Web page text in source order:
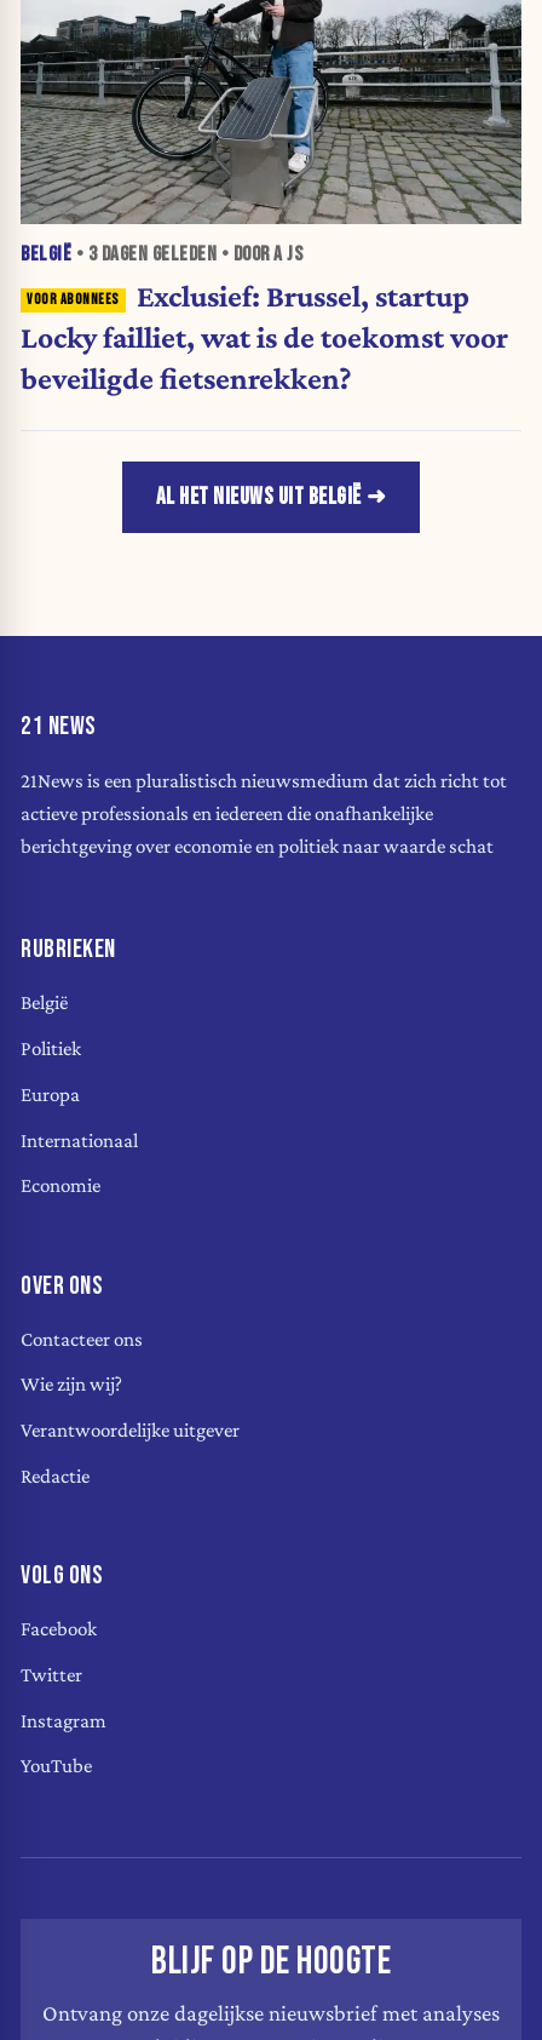
BELGIË • 3 DAGEN GELEDEN • DOOR A JS
Exclusief: Brussel, startup
Locky failliet, wat is de toekomst voor
beveiligde fietsenrekken?
AL HET NIEUWS UIT BELGIË
21 NEWS
21News is een pluralistisch nieuwsmedium dat zich richt tot
actieve professionals en iedereen die onafhankelijke
berichtgeving over economie en politiek naar waarde schat
RUBRIEKEN
België
Politiek
Europa
Internationaal
Economie
OVER ONS
Contacteer ons
Wie zijn wij?
Verantwoordelijke uitgever
Redactie
VOLG ONS
Facebook
Twitter
Instagram
YouTube
BLIJF OP DE HOOGTE
Ontvang onze dagelijkse nieuwsbrief met analyses